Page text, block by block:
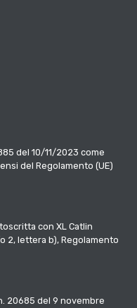
del 10/11/2023 come
del Regolamento (UE)
con XL Catlin
2, lettera b), Regolamento
20685 del 9 novembre